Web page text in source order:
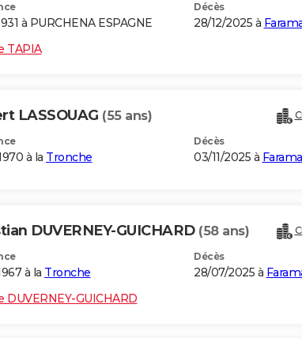
à PURCHENA ESPAGNE
Décès
28/12/2025 à
TAPIA
LASSOUAG (55 ans)
à la Tronche
Décès
03/11/2025 à
DUVERNEY-GUICHARD (58 ans)
à la Tronche
Décès
28/07/2025 à
DUVERNEY-GUICHARD